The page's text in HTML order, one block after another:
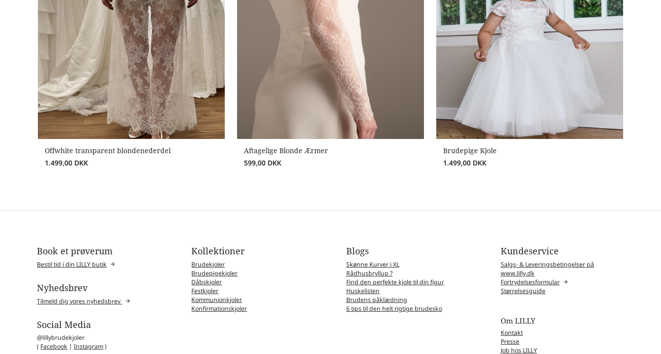
Offwhite transparent blondenederdel
1.499,00 DKK
Aftagelige Blonde Ærmer
599,00 DKK
Brudepige Kjole
1.499,00 DKK
Book et prøverum
Bestil tid i din LILLY butik
Nyhedsbrev
Tilmeld dig vores nyhedsbrev
Social Media
@lillybrudekjoler
( Facebook |Instagram)
Kollektioner
Brudekjoler
Brudepigekjoler
Dåbskjoler
Festkjoler
Kommunionkjoler
Konfirmationskjoler
Blogs
Skønne Kurver i XL
Rådhusbryllup ?
Find den perfekte kjole til din figur
Huskelisten
Brudens påklædning
6 tips til den helt rigtige brudesko
Kundeservice
Salgs- & Leveringsbetingelser på
www.lilly.dk
Fortrydelsesformular
Størrelsesguide
Om LILLY
Kontakt
Presse
Job hos LILLY